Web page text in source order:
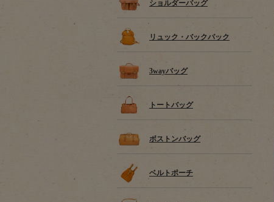
ショルダーバッグ
リュック・バックパック
3wayバッグ
トートバッグ
ボストンバッグ
ベルトポーチ